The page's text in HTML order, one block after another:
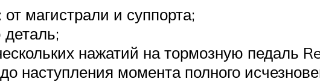
магистрали и суппорта;
нажатий на тормозную педаль
наступления момента полного